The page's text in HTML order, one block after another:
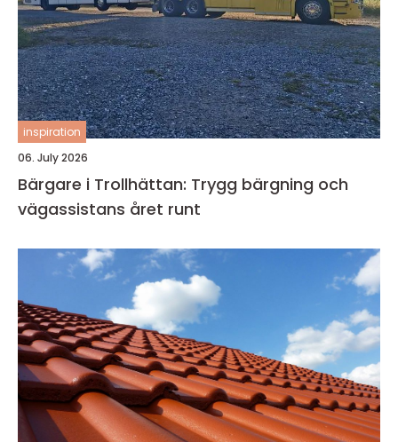
inspiration
06. July 2026
Bärgare i Trollhättan: Trygg bärgning och
vägassistans året runt